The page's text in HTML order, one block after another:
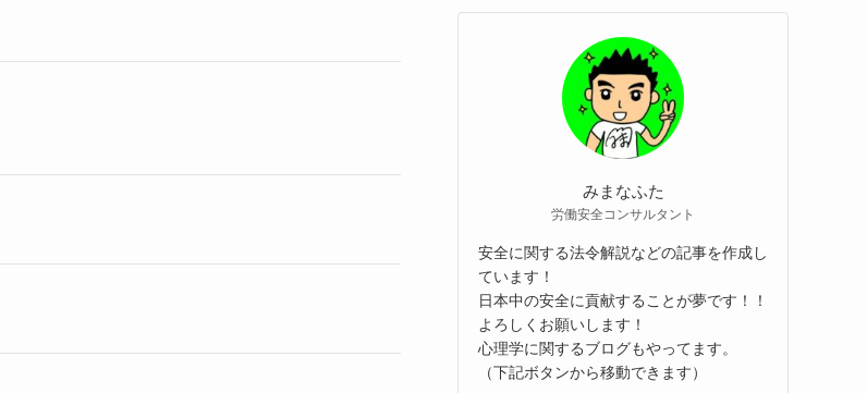
みまなふた
労働安全コンサルタント
安全に関する法令解説などの記事を作成し
ています！
日本中の安全に貢献することが夢です！！
よろしくお願いします！
心理学に関するブログもやってます。
（下記ボタンから移動できます）